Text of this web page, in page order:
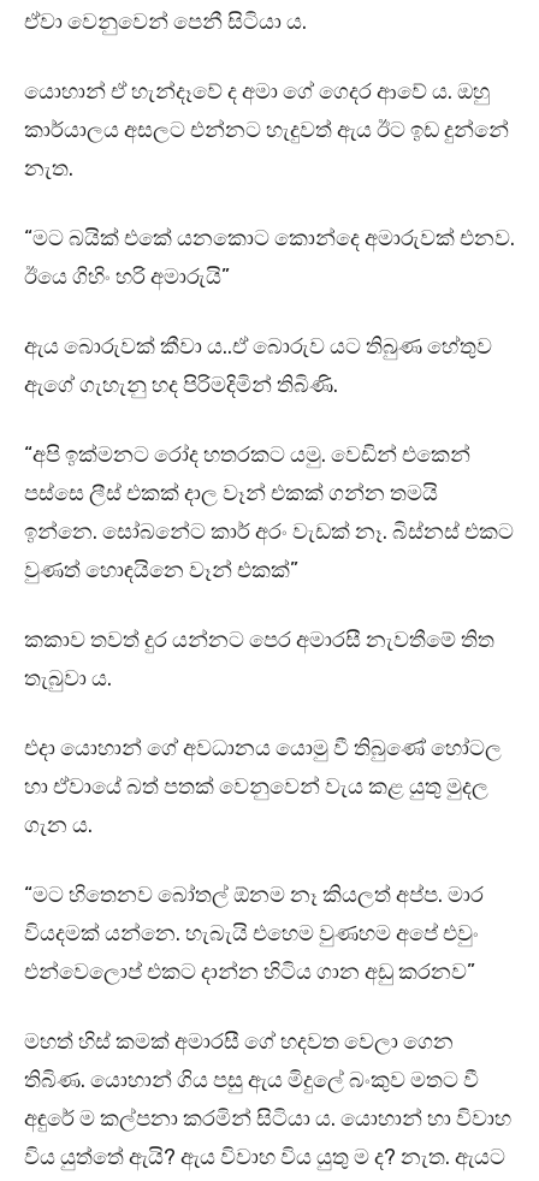
ඒවා වෙනුවෙන් පෙනී සිටියා ය.
යොහාන් ඒ හැන්දෑවේ ද අමා ගේ ගෙදර ආවේ ය. ඔහු
කාර්යාලය අසලට එන්නට හැදුවත් ඇය ඊට ඉඩ දුන්නේ
නැත.
“මට බයික් එකේ යනකොට කොන්දෙ අමාරුවක් එනව.
ඊයෙ ගිහිං හරි අමාරුයි”
ඇය බොරුවක් කීවා ය..ඒ බොරුව යට තිබුණ හේතුව
ඇගේ ගැහැනු හද පිරිමදිමින් තිබිණි.
“අපි ඉක්මනට රෝද හතරකට යමු. වෙඩින් එකෙන්
පස්සෙ ලීස් එකක් දාල වෑන් එකක් ගන්න තමයි
ඉන්නෙ. සෝබනේට කාර් අරං වැඩක් නෑ. බිස්නස් එකට
වුණත් හොඳයිනෙ වෑන් එකක්”
කකාව තවත් දුර යන්නට පෙර අමාරසී නැවතීමේ තිත
තැබුවා ය.
එදා යොහාන් ගේ අවධානය යොමු වී තිබුණේ හෝටල
හා ඒවායේ බත් පතක් වෙනුවෙන් වැය කළ යුතු මුදල
ගැන ය.
“මට හිතෙනව බෝතල් ඕනම නෑ කියලත් අප්ප. මාර
වියදමක් යන්නෙ. හැබැයි එහෙම වුණහම අපේ එවුං
එන්වෙලොප් එකට දාන්න හිටිය ගාන අඩු කරනව”
මහත් හිස් කමක් අමාරසී ගේ හදවත වෙලා ගෙන
තිබිණ. යොහාන් ගිය පසු ඇය මිදුලේ බංකුව මතට වී
අඳුරේ ම කල්පනා කරමින් සිටියා ය. යොහාන් හා විවාහ
විය යුත්තේ ඇයි? ඇය විවාහ විය යුතු ම ද? නැත. ඇයට